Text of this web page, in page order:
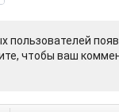
пользователей
чтобы ваш